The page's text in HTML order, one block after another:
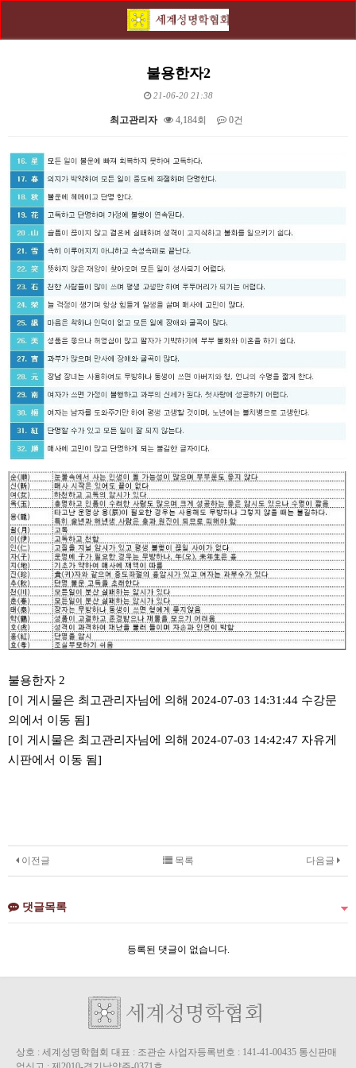
불용한자2
21-06-20 21:38
최고관리자 4,184회 0건
본문
불용한자 2
[이 게시물은 최고관리자님에 의해 2024-07-03 14:31:44 수강문
의에서 이동 됨]
[이 게시물은 최고관리자님에 의해 2024-07-03 14:42:47 자유게
시판에서 이동 됨]
이전글 다음글
목록
댓글목록
등록된 댓글이 없습니다.
상호 : 세계성명학협회 대표 : 조관순 사업자등록번호 : 141-41-00435 통신판매